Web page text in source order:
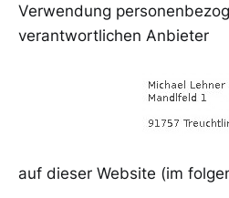
Verwendung
verantwortlichen Anbieter
auf dieser Website (im